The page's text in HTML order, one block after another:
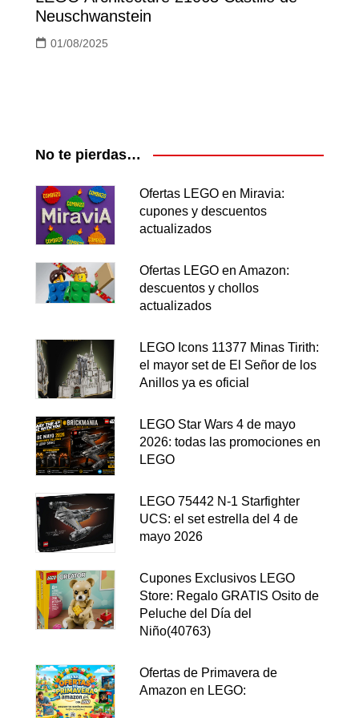
Neuschwanstein
01/08/2025
No te pierdas…
Ofertas LEGO en Miravia:
cupones y descuentos
actualizados
Ofertas LEGO en Amazon:
descuentos y chollos
actualizados
LEGO Icons 11377 Minas Tirith:
el mayor set de El Señor de los
Anillos ya es oficial
LEGO Star Wars 4 de mayo
2026: todas las promociones en
LEGO
LEGO 75442 N-1 Starfighter
UCS: el set estrella del 4 de
mayo 2026
Cupones Exclusivos LEGO
Store: Regalo GRATIS Osito de
Peluche del Día del
Niño(40763)
Ofertas de Primavera de
Amazon en LEGO: